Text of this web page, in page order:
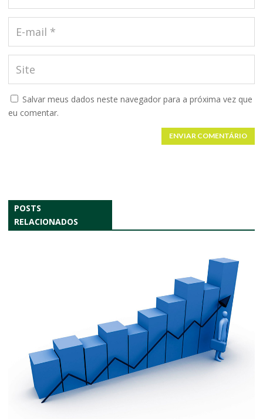
Salvar meus dados neste navegador para a próxima vez que
eu comentar.
ENVIAR COMENTÁRIO
POSTS
RELACIONADOS